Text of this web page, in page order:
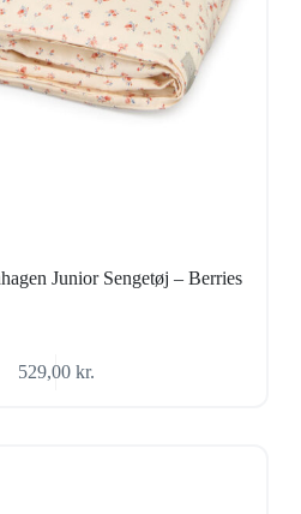
Junior Sengetøj – Berries
529,00 kr.